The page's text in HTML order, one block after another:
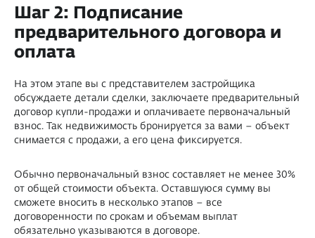
Шаг 2: Подписание
предварительного договора и
оплата
На этом этапе вы с представителем застройщика
обсуждаете детали сделки, заключаете предварительный
договор купли-продажи и оплачиваете первоначальный
взнос. Так недвижимость бронируется за вами – объект
снимается с продажи, а его цена фиксируется.
Обычно первоначальный взнос составляет не менее 30%
от общей стоимости объекта. Оставшуюся сумму вы
сможете вносить в несколько этапов – все
договоренности по срокам и объемам выплат
обязательно указываются в договоре.